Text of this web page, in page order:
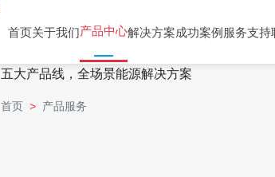
首页关于我们产品中心解决方案成功案例服务支持
产品服务
五大产品线，全场景能源解决方案
首页 > 产品服务